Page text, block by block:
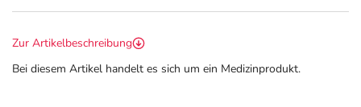
Zur Artikelbeschreibung
Bei diesem Artikel handelt es sich um ein Medizinprodukt.